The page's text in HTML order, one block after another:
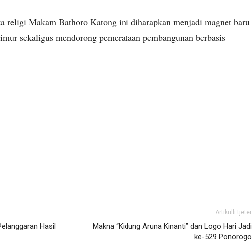
religi Makam Bathoro Katong ini diharapkan menjadi magnet baru
sekaligus mendorong pemerataan pembangunan berbasis
Hasil
Artikulli tjetër
Makna “Kidung Aruna Kinanti” dan Logo Hari Jadi
ke-529 Ponorogo